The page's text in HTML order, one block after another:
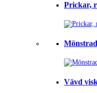
Prickar,
Vävd